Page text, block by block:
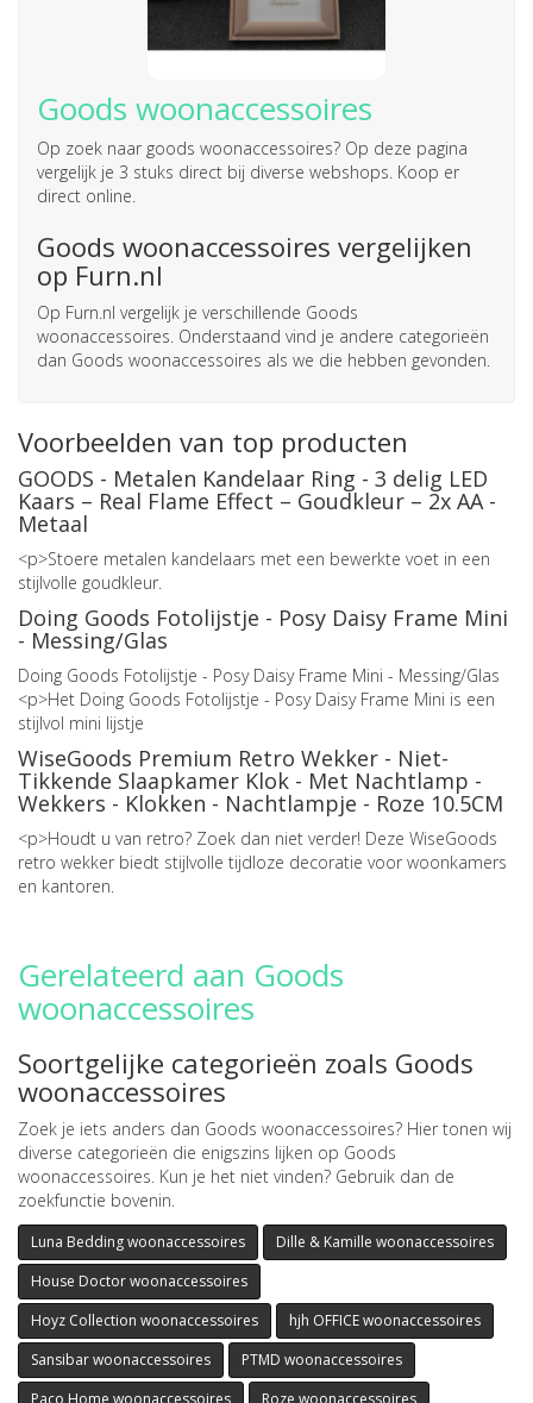
Goods woonaccessoires
Op zoek naar goods woonaccessoires? Op deze pagina
vergelijk je 3 stuks direct bij diverse webshops. Koop er
direct online.
Goods woonaccessoires vergelijken
op Furn.nl
Op Furn.nl vergelijk je verschillende Goods
woonaccessoires. Onderstaand vind je andere categorieën
dan Goods woonaccessoires als we die hebben gevonden.
Voorbeelden van top producten
GOODS - Metalen Kandelaar Ring - 3 delig LED
Kaars – Real Flame Effect – Goudkleur – 2x AA -
Metaal
<p>Stoere metalen kandelaars met een bewerkte voet in een
stijlvolle goudkleur.
Doing Goods Fotolijstje - Posy Daisy Frame Mini
- Messing/Glas
Doing Goods Fotolijstje - Posy Daisy Frame Mini - Messing/Glas
<p>Het Doing Goods Fotolijstje - Posy Daisy Frame Mini is een
stijlvol mini lijstje
WiseGoods Premium Retro Wekker - Niet-
Tikkende Slaapkamer Klok - Met Nachtlamp -
Wekkers - Klokken - Nachtlampje - Roze 10.5CM
<p>Houdt u van retro? Zoek dan niet verder! Deze WiseGoods
retro wekker biedt stijlvolle tijdloze decoratie voor woonkamers
en kantoren.
Gerelateerd aan Goods
woonaccessoires
Soortgelijke categorieën zoals Goods
woonaccessoires
Zoek je iets anders dan Goods woonaccessoires? Hier tonen wij
diverse categorieën die enigszins lijken op Goods
woonaccessoires. Kun je het niet vinden? Gebruik dan de
zoekfunctie bovenin.
Luna Bedding woonaccessoires
Dille & Kamille woonaccessoires
House Doctor woonaccessoires
Hoyz Collection woonaccessoires
hjh OFFICE woonaccessoires
Sansibar woonaccessoires
PTMD woonaccessoires